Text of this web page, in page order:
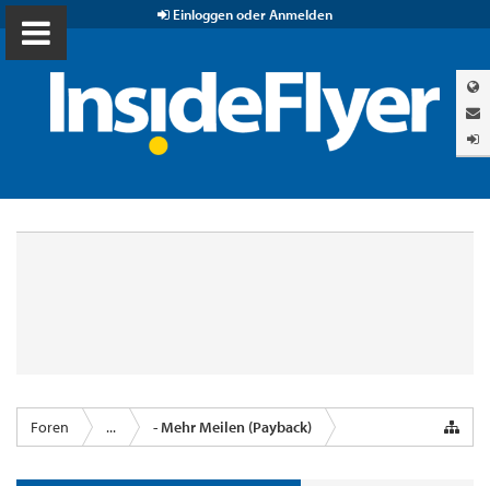
Einloggen oder Anmelden
Foren ... - Mehr Meilen (Payback)